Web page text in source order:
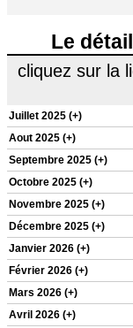
Le
cliquez sur la
Juillet 2025 (+)
Aout 2025 (+)
Septembre 2025 (+)
Octobre 2025 (+)
Novembre 2025 (+)
Décembre 2025 (+)
Janvier 2026 (+)
Février 2026 (+)
Mars 2026 (+)
Avril 2026 (+)